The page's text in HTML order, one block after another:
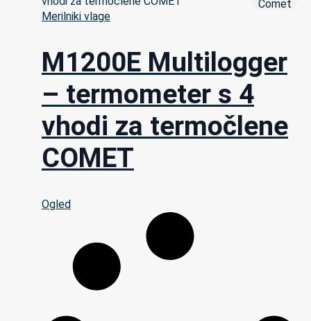
Merilniki vlage
M1200E Multilogger
– termometer s 4
vhodi za termočlene
COMET
Ogled